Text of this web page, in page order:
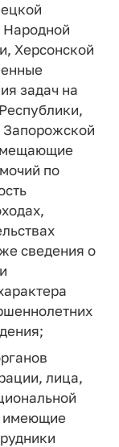
Народной
Херсонской
задач на
Запорожской
по
сведения о
лица,
имеющие